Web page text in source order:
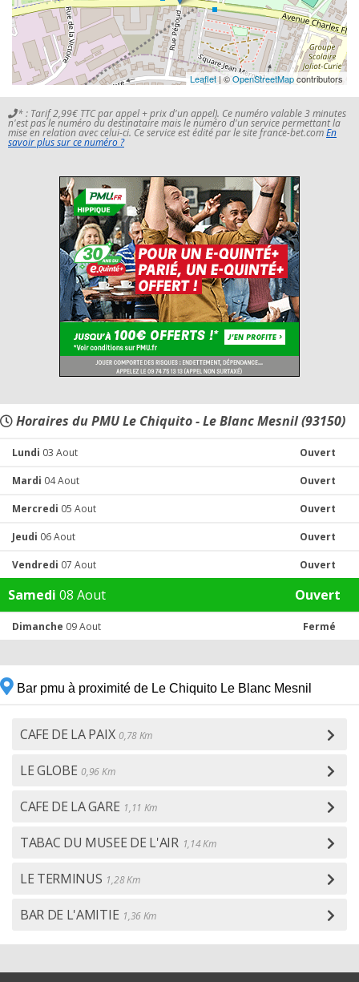
Leaflet | ©OpenStreetMapcontributors
* : Tarif 2,99€ TTC par appel + prix d'un appel). Ce numéro valable 3 minutes
n'est pas le numéro du destinataire mais le numéro d'un service permettant la
mise en relation avec celui-ci. Ce service est édité par le site france-bet.comEn
savoir plus sur ce numéro ?
Horaires du PMU Le Chiquito - Le Blanc Mesnil (93150)
Lundi 03 Aout Ouvert
Mardi 04 Aout Ouvert
Mercredi 05 Aout Ouvert
Jeudi 06 Aout Ouvert
Vendredi 07 Aout Ouvert
Samedi 08 Aout Ouvert
Dimanche 09 Aout Fermé
Bar pmu à proximité de Le Chiquito Le Blanc Mesnil
CAFE DE LA PAIX 0,78 Km
LE GLOBE 0,96 Km
CAFE DE LA GARE 1,11 Km
TABAC DU MUSEE DE L'AIR 1,14 Km
LE TERMINUS 1,28 Km
BAR DE L'AMITIE 1,36 Km